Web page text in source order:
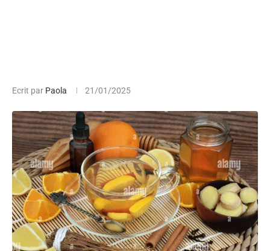
Ecrit par Paola 21/01/2025